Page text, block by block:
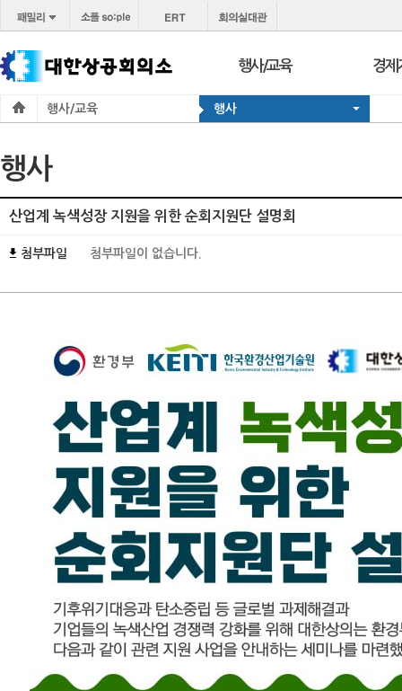
행사/교육
코참경영상담
경제
온라
행사/교육 행사
행사
산업계 녹색성장 지원을 위한 순회지원단 설명회
첨부파일 첨부파일이 없습니다.